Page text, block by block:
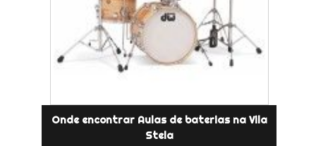
Onde encontrar Aulas de baterias na Vila
Stela